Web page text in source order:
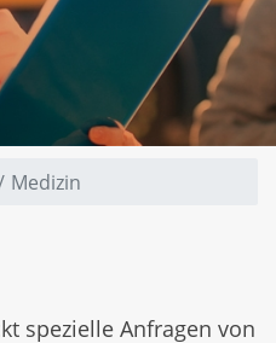
Medizin
spezielle Anfragen von